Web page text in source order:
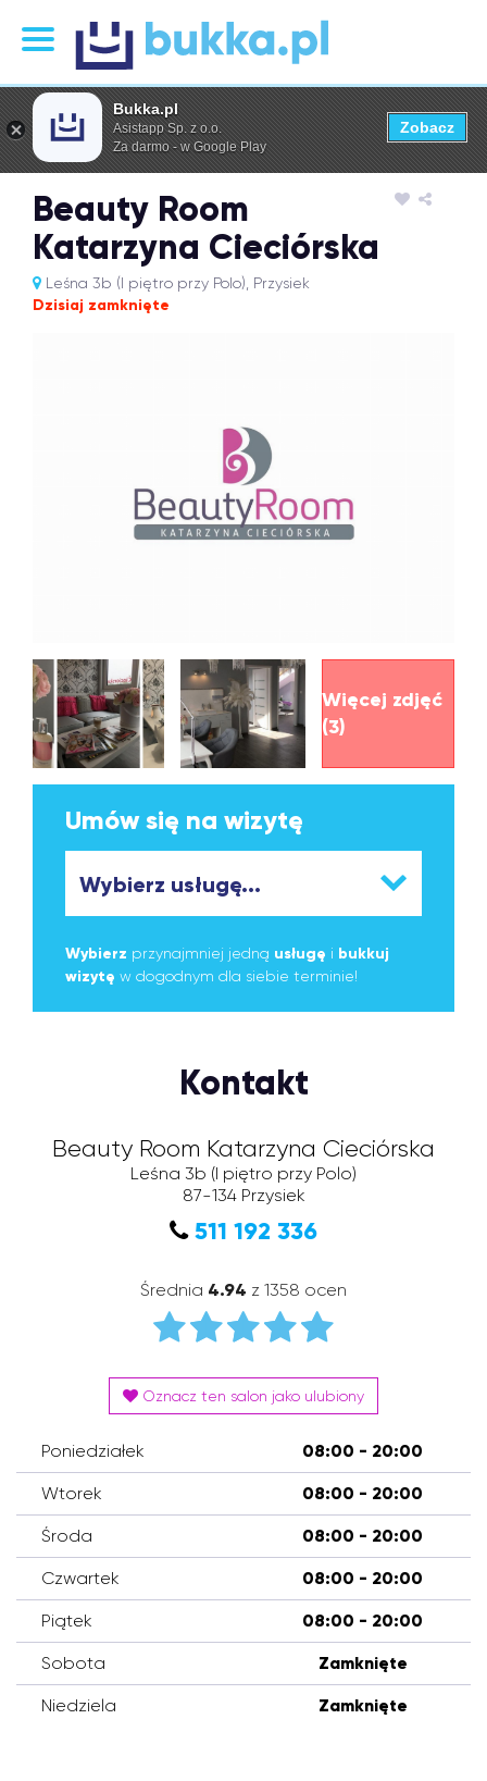
Beauty Room
Katarzyna Cieciórska
Leśna 3b (I piętro przy Polo), Przysiek
Dzisiaj zamknięte
Więcej zdjęć
(3)
Umów się na wizytę
Wybierz przynajmniej jedną usługę i bukkuj
wizytę w dogodnym dla siebie terminie!
Kontakt
Beauty Room Katarzyna Cieciórska
Leśna 3b (I piętro przy Polo)
87-134 Przysiek
511 192 336
Średnia 4.94 z 1358 ocen
Oznacz ten salon jako ulubiony
Poniedziałek 08:00 - 20:00
Wtorek 08:00 - 20:00
Środa 08:00 - 20:00
Czwartek 08:00 - 20:00
Piątek 08:00 - 20:00
Sobota Zamknięte
Niedziela Zamknięte
Bukka.pl
Asistapp Sp. z o.o.
Za darmo - w Google Play
Zobacz